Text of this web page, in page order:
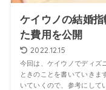
ケイウノの結婚
た費用を公開
2022.12.15
今回は、ケイウノでディズ
ときのことを書いていきま
いていくので、参考にして